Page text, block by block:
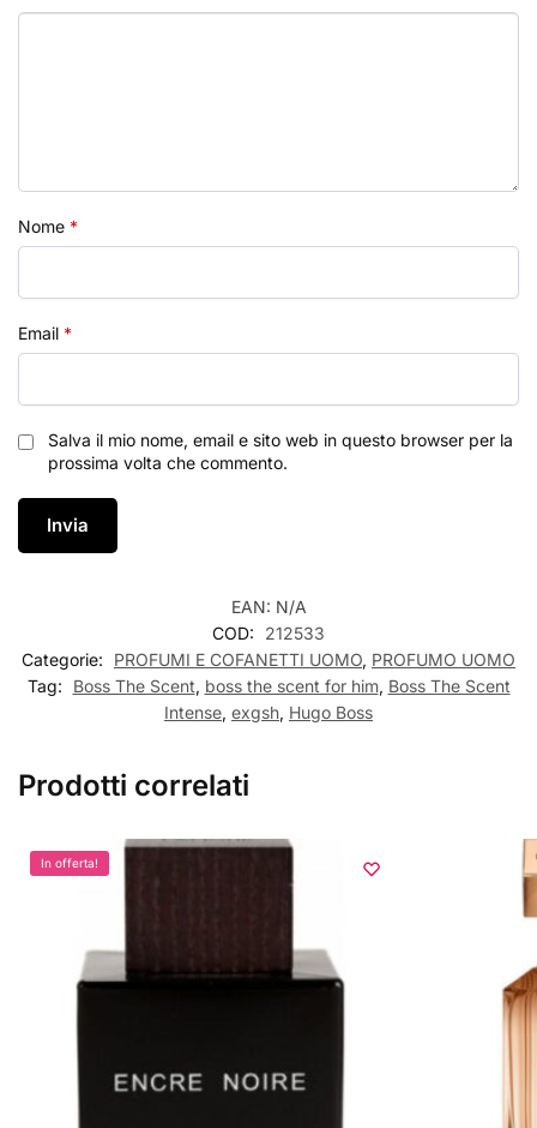
Nome *
Email *
Salva il mio nome, email e sito web in questo browser per la
prossima volta che commento.
EAN: N/A
COD:
212533
Categorie:
PROFUMI E COFANETTI UOMO, PROFUMO UOMO
Tag:
Boss The Scent, boss the scent for him, Boss The Scent
Intense, exgsh, Hugo Boss
Prodotti correlati
In offerta!